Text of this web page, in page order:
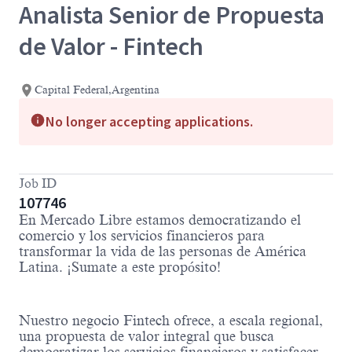
Analista Senior de Propuesta
de Valor - Fintech
Capital Federal,Argentina
No longer accepting applications.
Job ID
107746
En Mercado Libre estamos democratizando el
comercio y los servicios financieros para
transformar la vida de las personas de América
Latina. ¡Sumate a este propósito!
Nuestro negocio Fintech ofrece, a escala regional,
una propuesta de valor integral que busca